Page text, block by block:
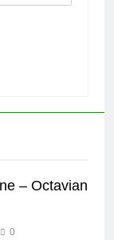
– Octavian
0